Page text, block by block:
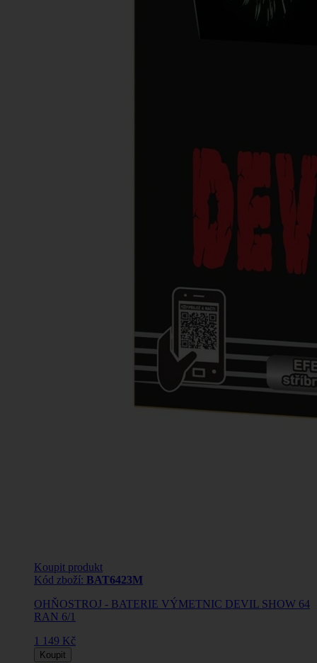
Koupit produkt
Kód zboží: BAT6423M
OHŇOSTROJ - BATERIE VÝMETNIC DEVIL SHOW 64
RAN 6/1
1 149 Kč
Koupit